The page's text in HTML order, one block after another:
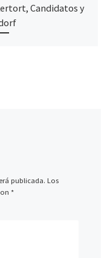
Candidatos y
publicada. Los
*